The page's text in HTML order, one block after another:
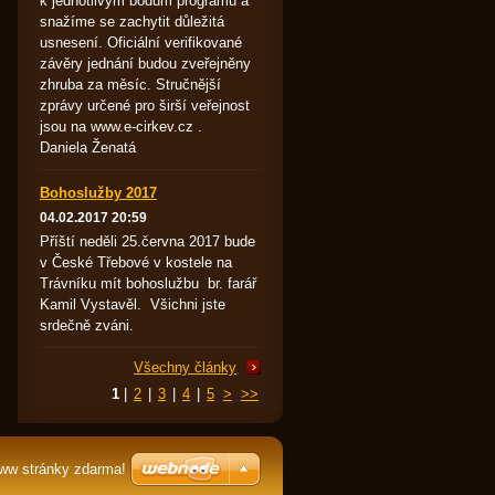
snažíme se zachytit důležitá
usnesení. Oficiální verifikované
závěry jednání budou zveřejněny
zhruba za měsíc. Stručnější
zprávy určené pro širší veřejnost
jsou na www.e-cirkev.cz .
Daniela Ženatá
Bohoslužby 2017
04.02.2017 20:59
Příští neděli 25.června 2017 bude
v České Třebové v kostele na
Trávníku mít bohoslužbu br. farář
Kamil Vystavěl. Všichni jste
srdečně zváni.
Všechny články
1
2 3 4 5 > >>
stránky zdarma!